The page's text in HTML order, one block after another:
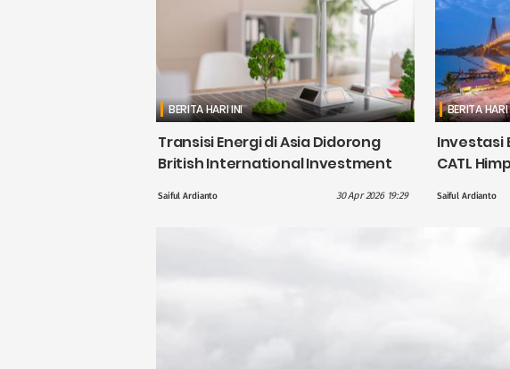
BERITA HARI INI
Transisi Energi di Asia Didorong
British International Investment
Saiful Ardianto 30 Apr 2026 19:29
BERITA HARI
Investasi
CATL
Saiful Ardianto